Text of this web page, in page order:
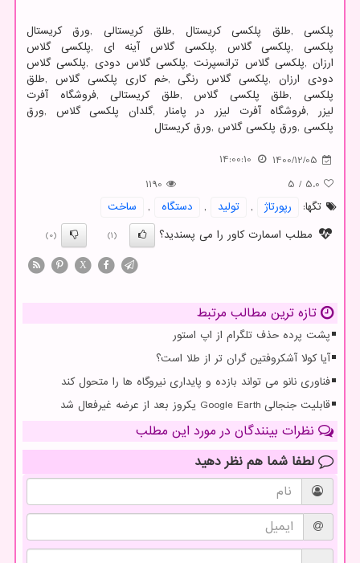
پلکسی,طلق پلکسی کریستال ,طلق کریستالی ,ورق کریستال
پلکسی ,پلکسی گلاس ,پلکسی گلاس آینه ای ,پلکسی گلاس
ارزان ,پلکسی گلاس ترانسپرنت,پلکسی گلاس دودی ,پلکسی گلاس
دودی ارزان,پلکسی گلاس رنگی,خم کاری پلکسی گلاس ,طلق
پلکسی,طلق پلکسی گلاس,طلق کریستالی,فروشگاه آفرت
لیزر ,فروشگاه آفرت لیزر در پامنار ,گلدان پلکسی گلاس ,ورق
پلکسی ,ورق پلکسی گلاس ,ورق کریستال
1400/12/05
14:00:10
5.0
/
5
1190
تگها:
رپورتاژ , تولید , دستگاه ,
ساخت
مطلب اسمارت کاور را می پسندید؟
(1)
(0)
X
تازه ترین مطالب مرتبط
پشت پرده حذف تلگرام از اپ استور
آیا کولا آشکروفتین گران تر از طلا است؟
فناوری نانو می تواند بازده و پایداری نیروگاه ها را متحول کند
قابلیت جنجالی Google Earth یکروز بعد از عرضه غیرفعال شد
نظرات بینندگان در مورد این مطلب
لطفا شما هم نظر دهید